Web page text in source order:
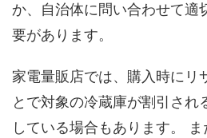
か、自治体に問い合わせて適
要があります。
家電量販店では、購入時にリ
とで対象の冷蔵庫が割引され
している場合もあります。